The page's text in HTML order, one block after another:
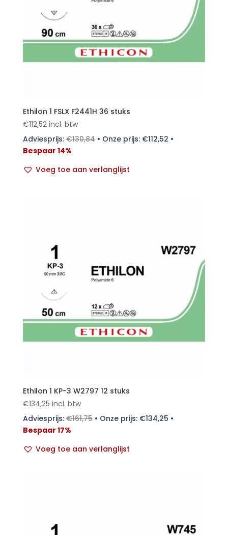
Ethilon 1 FSLX F2441H 36 stuks
€112,52 incl. btw
Adviesprijs:€130,84• Onze prijs: €112,52 •
Bespaar 14%
Voeg toe aan verlanglijst
Ethilon 1 KP-3 W2797 12 stuks
€134,25 incl. btw
Adviesprijs:€161,75• Onze prijs: €134,25 •
Bespaar 17%
Voeg toe aan verlanglijst